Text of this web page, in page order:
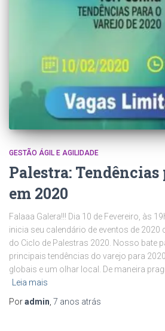
GESTÃO ÁGIL E AGILIDADE
Palestra: Tendências
em 2020
Falaaa Galera!!! Dia 10 de Fevereiro, às
inicia seu calendário de eventos de
do Ciclo de Palestras 2020. Nosso bate
principais tendências do varejo para
globais e um olhar local. De maneira
Leia mais
Poradmin 7 anos atrás